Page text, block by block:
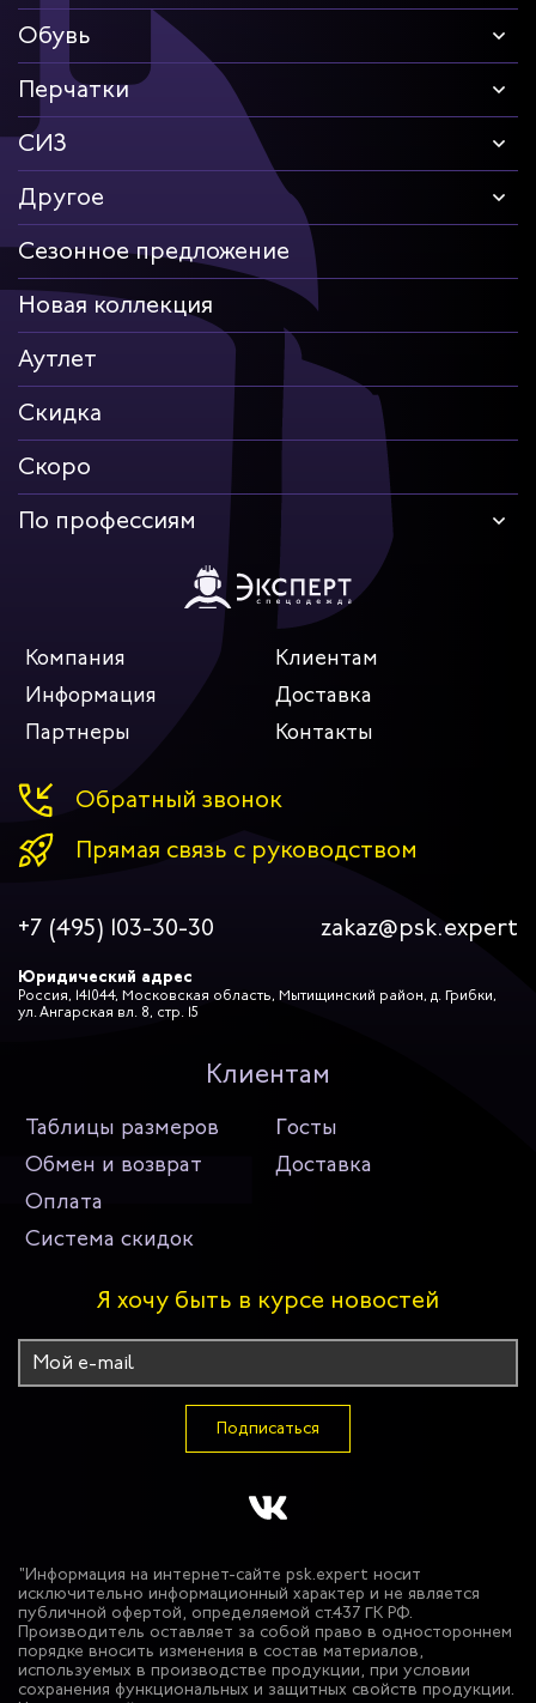
Обувь
Перчатки
СИЗ
Другое
Сезонное предложение
Новая коллекция
Аутлет
Скидка
Скоро
По профессиям
Компания
Клиентам
Информация
Доставка
Партнеры
Контакты
Обратный звонок
Прямая связь с руководством
+7 (495) 103-30-30 zakaz@psk.expert
Юридический адрес
Россия, 141044, Московская область, Мытищинский район, д. Грибки,
ул. Ангарская вл. 8, стр. 15
Клиентам
Таблицы размеров
Госты
Обмен и возврат
Доставка
Оплата
Система скидок
Я хочу быть в курсе новостей
Подписаться
"Информация на интернет-сайте psk.expert носит
исключительно информационный характер и не является
публичной офертой, определяемой ст.437 ГК РФ.
Производитель оставляет за собой право в одностороннем
порядке вносить изменения в состав материалов,
используемых в производстве продукции, при условии
сохранения функциональных и защитных свойств продукции.